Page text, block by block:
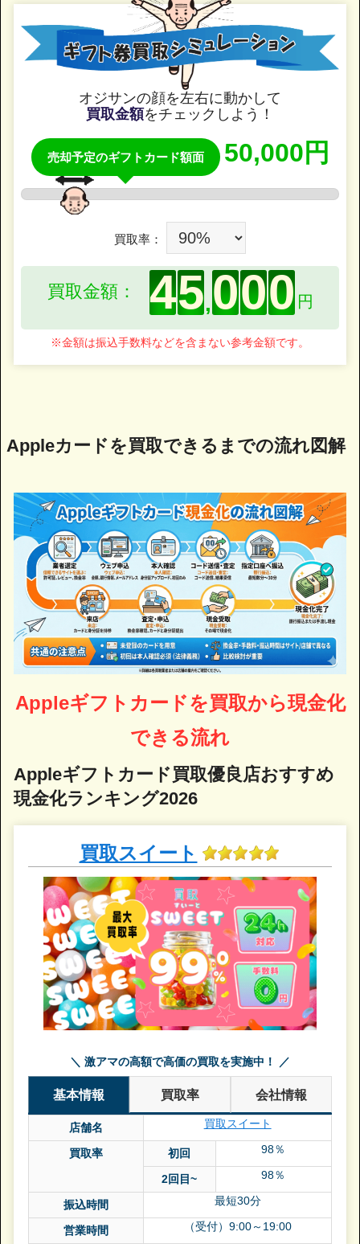
オジサンの顔を左右に動かして
買取金額をチェックしよう！
売却予定のギフトカード額面 50,000円
買取率：
買取金額： 45,000 円
※金額は振込手数料などを含まない参考金額です。
Appleカードを買取できるまでの流れ図解
Appleギフトカードを買取から現金化
できる流れ
Appleギフトカード買取優良店おすすめ
現金化ランキング2026
買取スイート
＼ 激アマの高額で高価の買取を実施中！ ／
基本情報 買取率 会社情報
店舗名 買取スイート
買取率 初回 98％
2回目~ 98％
振込時間 最短30分
営業時間 （受付）9:00～19:00